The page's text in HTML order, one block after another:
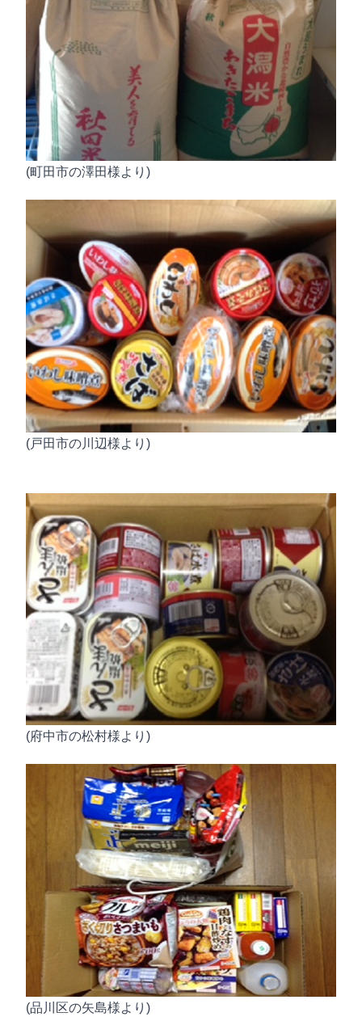
(町田市の澤田様より)
(戸田市の川辺様より)
(府中市の松村様より)
(品川区の矢島様より)